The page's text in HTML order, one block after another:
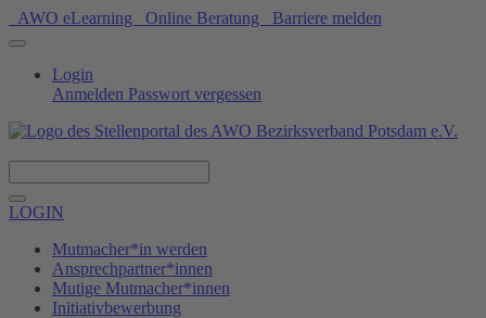
AWO eLearning Online Beratung Barriere melden
Login
Anmelden Passwort vergessen
LOGIN
Mutmacher*in werden
Ansprechpartner*innen
Mutige Mutmacher*innen
Initiativbewerbung